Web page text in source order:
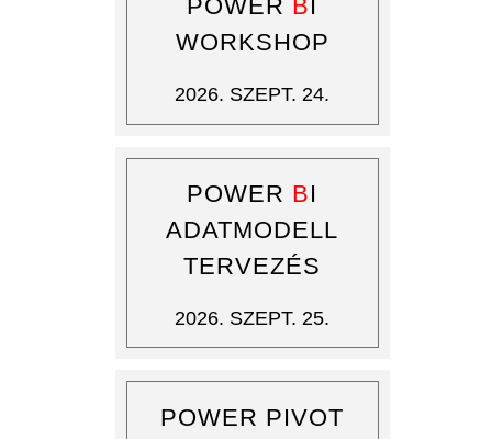
POWER BI
WORKSHOP
2026. SZEPT. 24.
POWER BI
ADATMODELL
TERVEZÉS
2026. SZEPT. 25.
POWER PIVOT